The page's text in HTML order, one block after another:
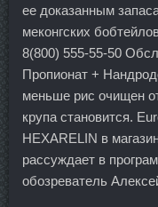
ее доказанным
меконгских
8(800) 555-55-50
Пропионат +
меньше рис очищен
крупа становится.
HEXARELIN в
рассуждает в
обозреватель